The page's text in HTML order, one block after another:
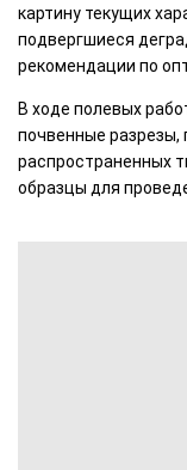
картину текущих
подвергшиеся
рекомендации по
В ходе полевых
почвенные разрезы,
распространенных
образцы для